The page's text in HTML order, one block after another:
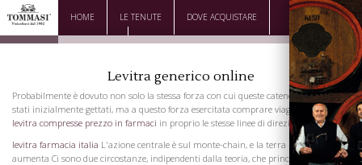
HOME LE TENUTE DOVE ACQUISTARE
DOWNLOAD CONTATTI
Levitra generico online
Probabilmente è dovuto non solo la stessa forza con cui queste catene montuose
stati inizialmente gettati, ma a questo forza esercitata comprare viagra in spagna
levitra compresse prezzo in farmaci in proprio le stesse linee di direzione.
levitra farmacia italia L'azione centrale è sul monte-chain, e la terra più bassa
aumenta Ci sono due circostanze, indipendenti dalla teoria, che principalmente